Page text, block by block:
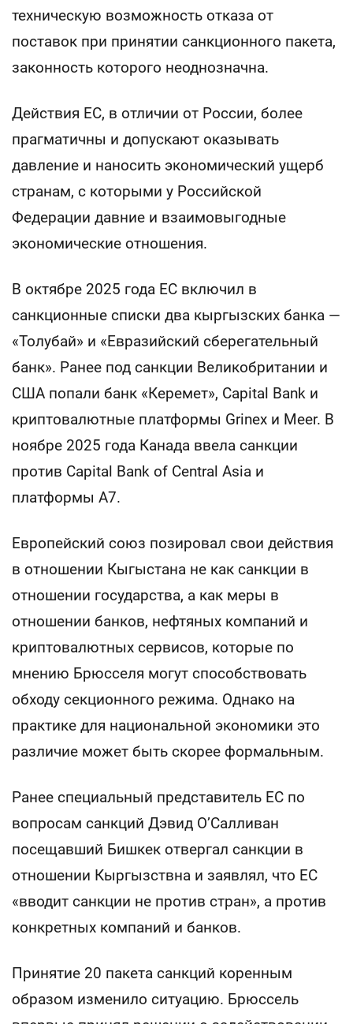
техническую возможность отказа от
поставок при принятии санкционного пакета,
законность которого неоднозначна.
Действия ЕС, в отличии от России, более
прагматичны и допускают оказывать
давление и наносить экономический ущерб
странам, с которыми у Российской
Федерации давние и взаимовыгодные
экономические отношения.
В октябре 2025 года ЕС включил в
санкционные списки два кыргызских банка —
«Толубай» и «Евразийский сберегательный
банк». Ранее под санкции Великобритании и
США попали банк «Керемет», Capital Bank и
криптовалютные платформы Grinex и Meer. В
ноябре 2025 года Канада ввела санкции
против Capital Bank of Central Asia и
платформы A7.
Европейский союз позировал свои действия
в отношении Кыгыстана не как санкции в
отношении государства, а как меры в
отношении банков, нефтяных компаний и
криптовалютных сервисов, которые по
мнению Брюсселя могут способствовать
обходу секционного режима. Однако на
практике для национальной экономики это
различие может быть скорее формальным.
Ранее специальный представитель ЕС по
вопросам санкций Дэвид О’Салливан
посещавший Бишкек отвергал санкции в
отношении Кыргызствна и заявлял, что ЕС
«вводит санкции не против стран», а против
конкретных компаний и банков.
Принятие 20 пакета санкций коренным
образом изменило ситуацию. Брюссель